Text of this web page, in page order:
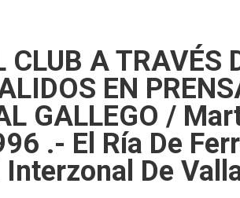
CLUB A TRAVÉS
EN
GALLEGO /
.- El Ría De
Interzonal De